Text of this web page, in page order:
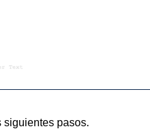
siguientes pasos.